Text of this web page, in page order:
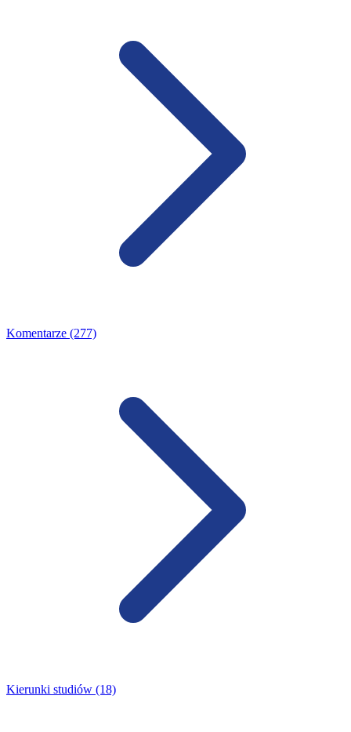
Komentarze (277)
Kierunki studiów (18)